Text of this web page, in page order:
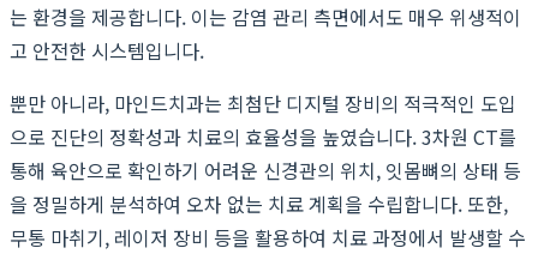
는 환경을 제공합니다. 이는 감염 관리 측면에서도 매우 위생적이
고 안전한 시스템입니다.
뿐만 아니라, 마인드치과는 최첨단 디지털 장비의 적극적인 도입
으로 진단의 정확성과 치료의 효율성을 높였습니다. 3차원 CT를
통해 육안으로 확인하기 어려운 신경관의 위치, 잇몸뼈의 상태 등
을 정밀하게 분석하여 오차 없는 치료 계획을 수립합니다. 또한,
무통 마취기, 레이저 장비 등을 활용하여 치료 과정에서 발생할 수